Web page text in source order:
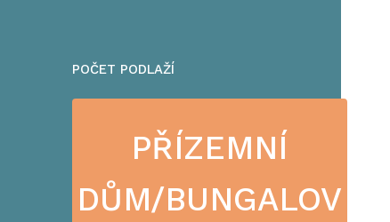
POČET PODLAŽÍ
PŘÍZEMNÍ
DŮM/BUNGALOV